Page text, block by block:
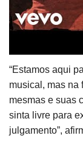
marca
pela sociedade,
“Estamos aqui
musical, mas na
mesmas e suas
sinta livre para
julgamento”,